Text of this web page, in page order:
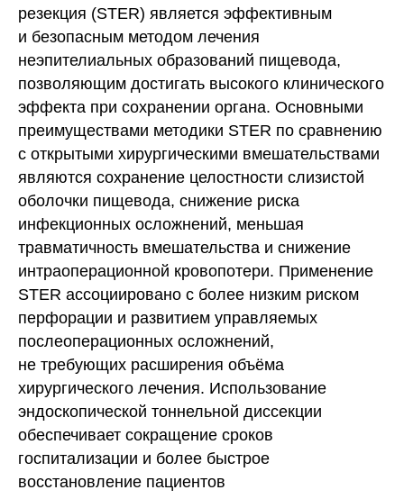
резекция (STER) является эффективным
и безопасным методом лечения
неэпителиальных образований пищевода,
позволяющим достигать высокого клинического
эффекта при сохранении органа. Основными
преимуществами методики STER по сравнению
с открытыми хирургическими вмешательствами
являются сохранение целостности слизистой
оболочки пищевода, снижение риска
инфекционных осложнений, меньшая
травматичность вмешательства и снижение
интраоперационной кровопотери. Применение
STER ассоциировано с более низким риском
перфорации и развитием управляемых
послеоперационных осложнений,
не требующих расширения объёма
хирургического лечения. Использование
эндоскопической тоннельной диссекции
обеспечивает сокращение сроков
госпитализации и более быстрое
восстановление пациентов